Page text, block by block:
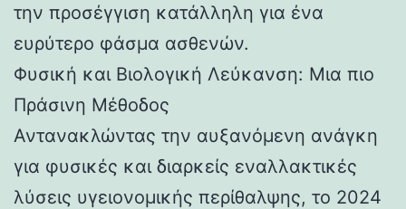
την προσέγγιση κατάλληλη για ένα
ευρύτερο φάσμα ασθενών.
Φυσική και Βιολογική Λεύκανση: Μια πιο
Πράσινη Μέθοδος
Αντανακλώντας την αυξανόμενη ανάγκη
για φυσικές και διαρκείς εναλλακτικές
λύσεις υγειονομικής περίθαλψης, το 2024